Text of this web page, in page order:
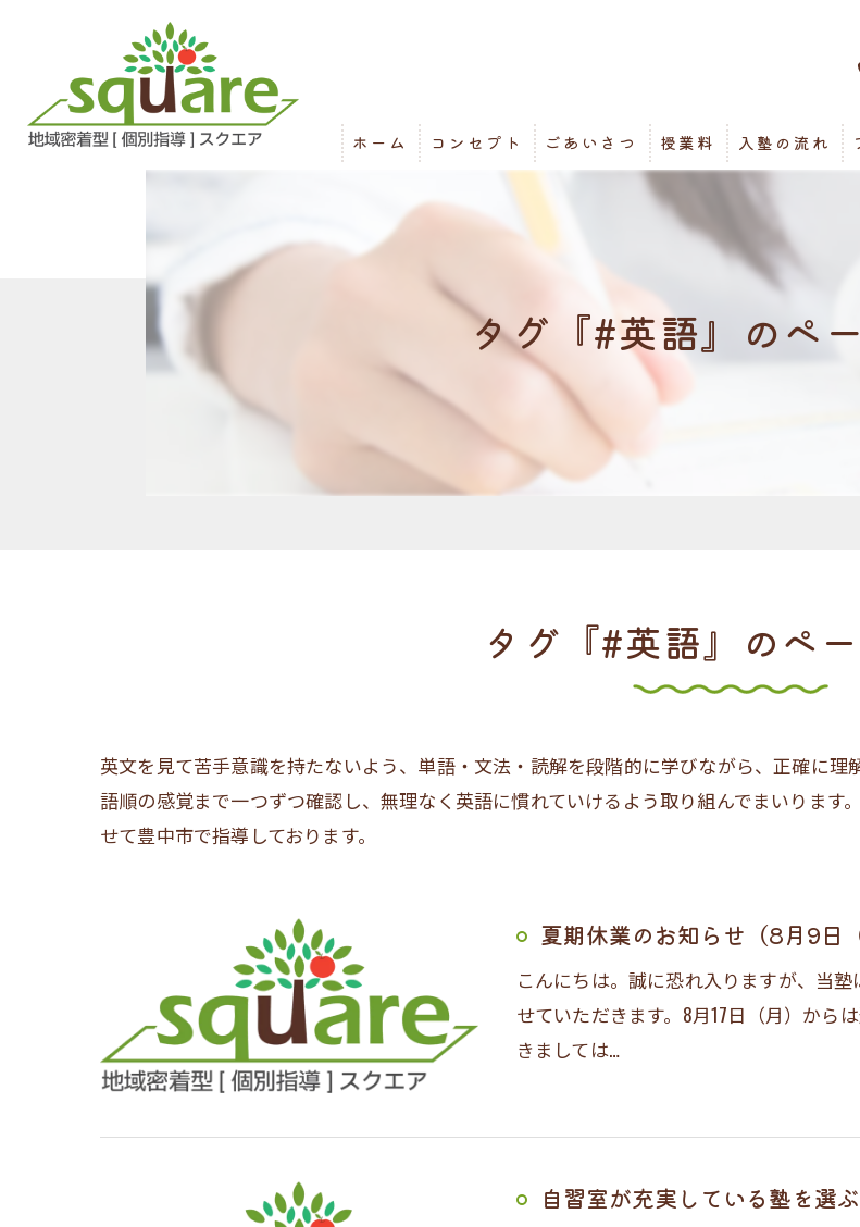
ホーム コンセプト ごあいさつ 授業料 入塾の流れ
タグ『#英語』のペ
タグ『#英語』のペ
英文を見て苦手意識を持たないよう、単語・文法・読解を段階的に学びながら、正確に
語順の感覚まで一つずつ確認し、無理なく英語に慣れていけるよう取り組んでまいりま
せて豊中市で指導しております。
夏期休業のお知らせ（8月9日
こんにちは。誠に恐れ入りますが、当
せていただきます。8月17日（月）から
きましては…
自習室が充実している塾を選